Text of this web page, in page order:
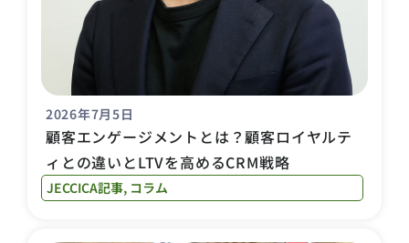
2026年7月5日
顧客エンゲージメントとは？顧客ロイヤルテ
ィとの違いとLTVを高めるCRM戦略
JECCICA記事, コラム